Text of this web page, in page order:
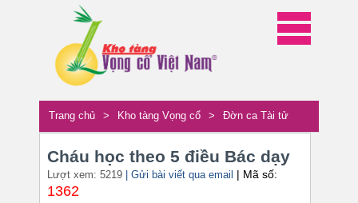
Trang chủ > Kho tàng Vọng cổ > Đờn ca Tài tử
Cháu học theo 5 điều Bác dạy
Lượt xem: 5219 | Gửi bài viết qua email | Mã số:
1362